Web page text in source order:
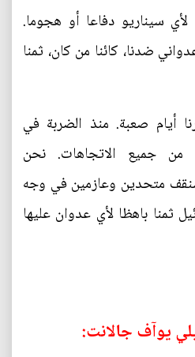
سيناريو دفاعا أو هجوما.
ضدنا، كائنا من كان، ثمنا
أيام صعبة. منذ الضربة في
من جميع الاتجاهات. نحن
متحدين وعازمين في وجه
ثمنا باهظا لأي عدوان عليها
يوآف جالانت: